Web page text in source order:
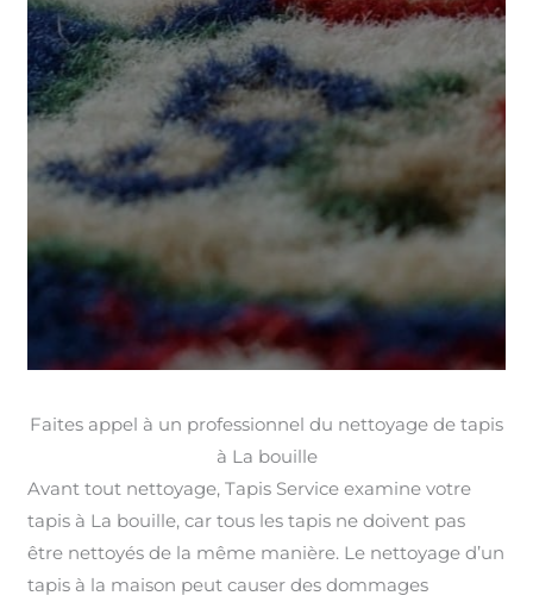
Faites appel à un professionnel du nettoyage de tapis
à La bouille
Avant tout nettoyage, Tapis Service examine votre
tapis à La bouille, car tous les tapis ne doivent pas
être nettoyés de la même manière. Le nettoyage d’un
tapis à la maison peut causer des dommages